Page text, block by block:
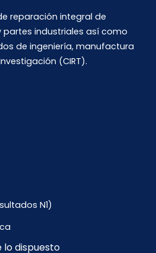
reparación integral de
partes industriales así como
de ingeniería, manufactura
(CIRT).
N1)
lo dispuesto